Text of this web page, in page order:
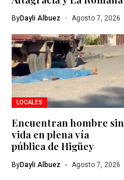
ByDayli Albuez Agosto 7, 2026
LOCALES
Encuentran hombre sin
vida en plena vía
pública de Higüey
ByDayli Albuez Agosto 7, 2026